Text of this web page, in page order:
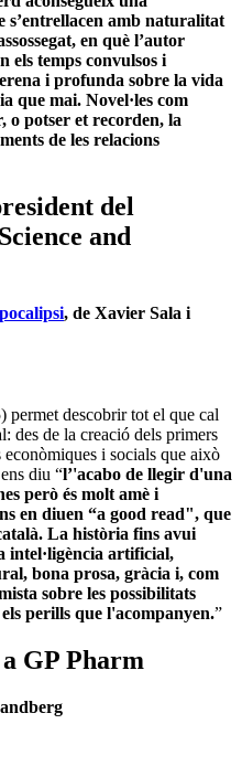
s’entrellacen amb naturalitat
en què l’autor
els temps convulsos i
i profunda sobre la vida
que mai. Novel·les com
o potser et recorden, la
de les relacions
del
and
, de Xavier Sala i
permet descobrir tot el que cal
des de la creació dels primers
i socials que això
diu “l’'acabo de llegir d'una
però és molt amè i
en diuen “a good read", que
La història fins avui
intel·ligència artificial,
bona prosa, gràcia i, com
sobre les possibilitats
perills que l'acompanyen.”
GP Pharm